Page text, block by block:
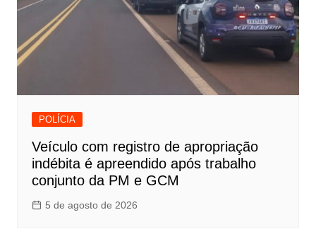
POLÍCIA
Veículo com registro de apropriação
indébita é apreendido após trabalho
conjunto da PM e GCM
5 de agosto de 2026